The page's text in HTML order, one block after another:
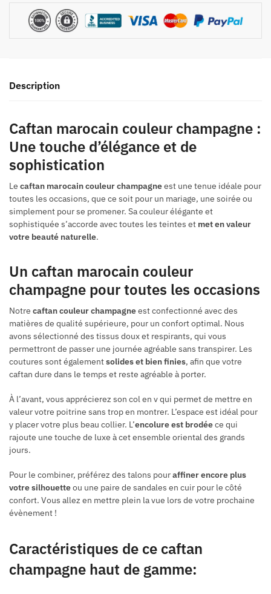
Description
Caftan marocain couleur champagne :
Une touche d’élégance et de
sophistication
Le caftan marocain couleur champagneest une tenue idéale pour
toutes les occasions, que ce soit pour un mariage, une soirée ou
simplement pour se promener. Sa couleur élégante et
sophistiquée s’accorde avec toutes les teintes et met en valeur
votre beauté naturelle.
Un caftan marocain couleur
champagne pour toutes les occasions
Notre caftan couleur champagneest confectionné avec des
matières de qualité supérieure, pour un confort optimal. Nous
avons sélectionné des tissus doux et respirants, qui vous
permettront de passer une journée agréable sans transpirer. Les
coutures sont égalementsolides et bien finies, afin que votre
caftan dure dans le temps et reste agréable à porter.
À l’avant, vous apprécierez son col en v qui permet de mettre en
valeur votre poitrine sans trop en montrer. L’espace est idéal pour
y placer votre plus beau collier. L’encolure est brodéece qui
rajoute une touche de luxe à cet ensemble oriental des grands
jours.
Pour le combiner, préférez des talons pouraffiner encore plus
votre silhouetteou une paire de sandales en cuir pour le côté
confort. Vous allez en mettre plein la vue lors de votre prochaine
évènement !
Caractéristiques de ce caftan
champagne haut de gamme: